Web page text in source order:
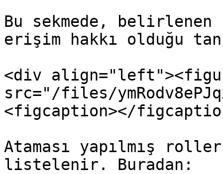
Bu sekmede,
erişim hakkı olduğu
<div
src="/files/
<figcaption></
Ataması yapılmış
listelenir. Buradan: